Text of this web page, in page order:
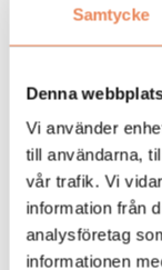
Samtycke
Denna
Vi använder
till användarna,
vår trafik. Vi
information från
analysföretag
informationen
som
bättre
Du anländer
Arena.Det
släckt.Du tar
öppettiderna
säger
att ha frågat
och guidar dig